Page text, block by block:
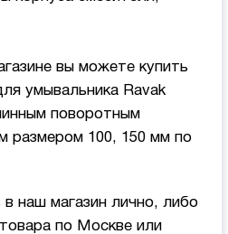
вы можете купить
умывальника Ravak
поворотным
размером 100, 150 мм по
наш магазин лично, либо
по Москве или